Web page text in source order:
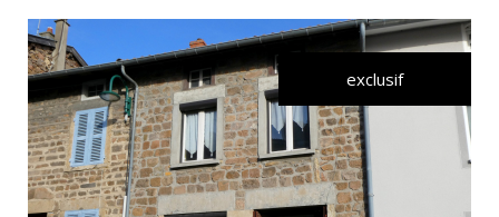
exclusif
VOIR LE BIEN